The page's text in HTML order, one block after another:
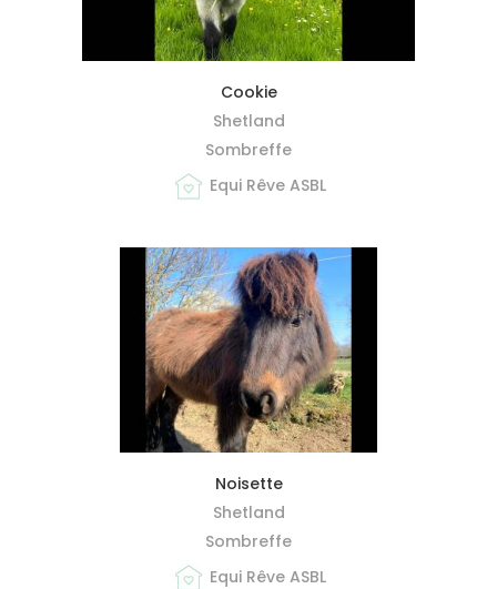
MIEUX ME CONNAÎTRE
Cookie
Shetland
Sombreffe
Equi Rêve ASBL
MIEUX ME CONNAÎTRE
Noisette
Shetland
Sombreffe
Equi Rêve ASBL